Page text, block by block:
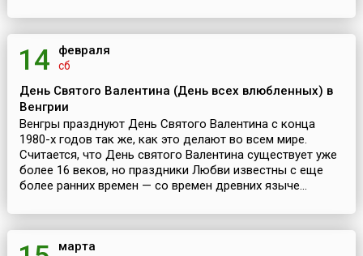
14 февраля
сб
День Святого Валентина (День всех влюбленных) в
Венгрии
Венгры празднуют День Святого Валентина с конца
1980-х годов так же, как это делают во всем мире.
Считается, что День святого Валентина существует уже
более 16 веков, но праздники Любви известны с еще
более ранних времен — со времен древних языче...
марта